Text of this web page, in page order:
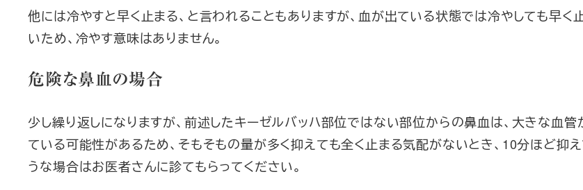
他には冷やすと早く止まる、と言われることもありますが、血が出ている状態では冷やしても早く
いため、冷やす意味はありません。
危険な鼻血の場合
少し繰り返しになりますが、前述したキーゼルバッハ部位ではない部位からの鼻血は、大きな血管
ている可能性があるため、そもそもの量が多く抑えても全く止まる気配がないとき、10分ほど抑
うな場合はお医者さんに診てもらってください。